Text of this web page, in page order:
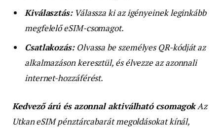
Kiválasztás:Válassza ki az igényeinek leginkább
megfelelő eSIM-csomagot.
Csatlakozás:Olvassa be személyes QR-kódját az
alkalmazáson keresztül, és élvezze az azonnali
internet-hozzáférést.
Kedvező árú és azonnal aktiválható csomagokAz
Utkan eSIM pénztárcabarát megoldásokat kínál,